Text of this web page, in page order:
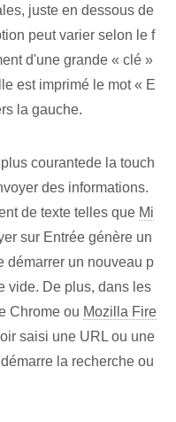
juste en dessous de
peut varier selon le f
d'une grande « clé »
est imprimé le mot « E
la gauche.
courante⁣de la touch
des ‌informations.
de texte telles que Mi
sur Entrée génère un
démarrer un nouveau p
vide. De plus, dans les
‌Chrome ou⁢ Mozilla Fire
saisi une URL‍ ou une
la recherche ou